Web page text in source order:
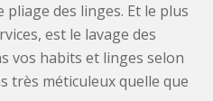
des linges. Et le plus
est le lavage des
vos habits et linges selon
très méticuleux quelle que